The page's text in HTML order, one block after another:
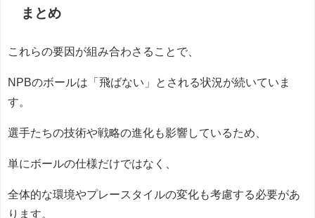
まとめ
これらの要因が組み合わさることで、
NPBのボールは「飛ばない」とされる状況が続いていま
す。
選手たちの技術や戦略の進化も影響しているため、
単にボールの仕様だけではなく、
全体的な環境やプレースタイルの変化も考慮する必要があ
ります。